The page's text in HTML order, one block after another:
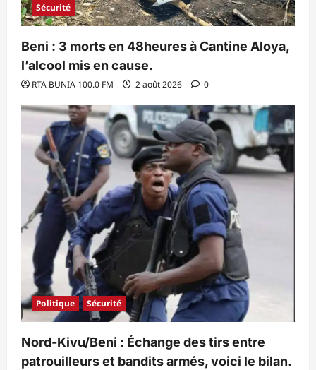
Sécurité
Beni : 3 morts en 48heures à Cantine Aloya,
l’alcool mis en cause.
RTA BUNIA 100.0 FM 2 août 2026 0
Politique Sécurité
Nord-Kivu/Beni : Échange des tirs entre
patrouilleurs et bandits armés, voici le bilan.